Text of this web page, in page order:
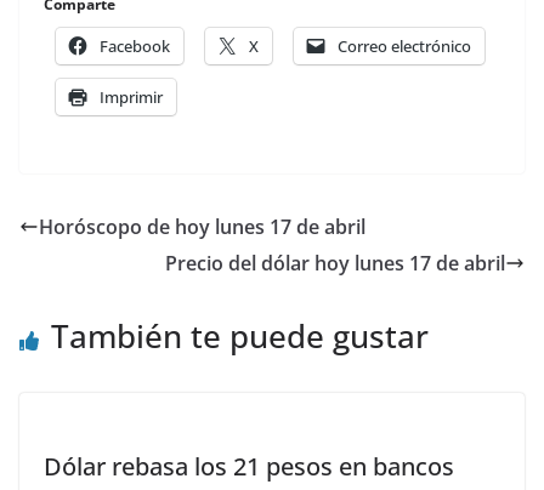
Comparte
Facebook X Correo electrónico
Imprimir
Horóscopo de hoy lunes 17 de abril
Precio del dólar hoy lunes 17 de abril
También te puede gustar
Dólar rebasa los 21 pesos en bancos